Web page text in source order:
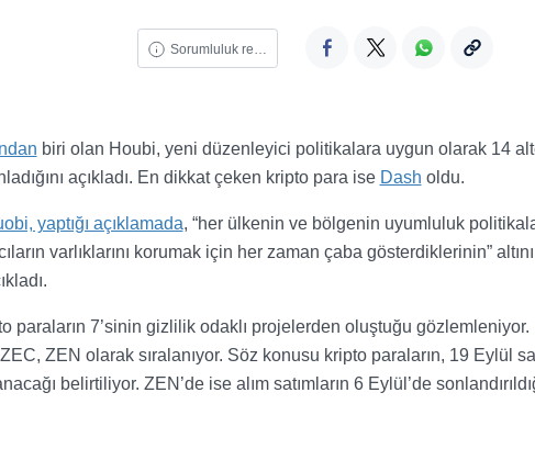
Sorumluluk reddi
biri olan Houbi, yeni düzenleyici politikalara uygun olarak 14
açıkladı. En dikkat çeken kripto para ise Dash oldu.
yaptığı açıklamada, “her ülkenin ve bölgenin uyumluluk
varlıklarını korumak için her zaman çaba gösterdiklerinin” altını
paraların 7’sinin gizlilik odaklı projelerden oluştuğu gözlemleniyor.
ZEN olarak sıralanıyor. Söz konusu kripto paraların, 19 Eylül
belirtiliyor. ZEN’de ise alım satımların 6 Eylül’de